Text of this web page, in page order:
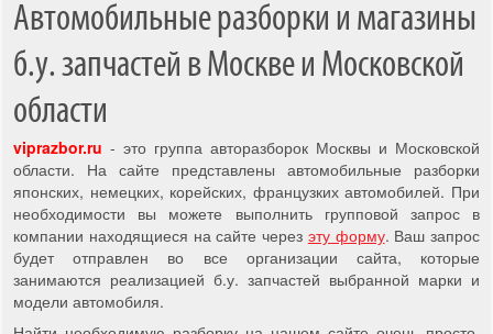
Автомобильные разборки и магазины
б.у. запчастей в Москве и Московской
области
viprazbor.ru - это группа авторазборок Москвы и Московской
области. На сайте представлены автомобильные разборки
японских, немецких, корейских, французких автомобилей. При
необходимости вы можете выполнить групповой запрос в
компании находящиеся на сайте через эту форму. Ваш запрос
будет отправлен во все организации сайта, которые
занимаются реализацией б.у. запчастей выбранной марки и
модели автомобиля.